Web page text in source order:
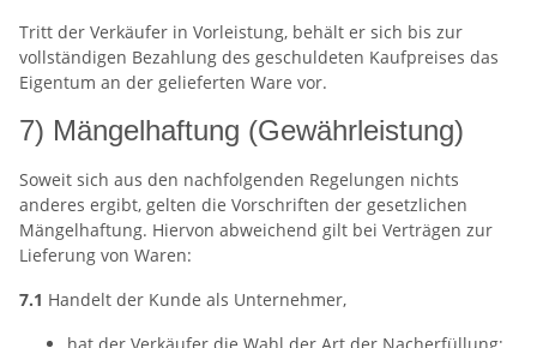
Tritt der Verkäufer in Vorleistung, behält er sich bis zur
vollständigen Bezahlung des geschuldeten Kaufpreises das
Eigentum an der gelieferten Ware vor.
7) Mängelhaftung (Gewährleistung)
Soweit sich aus den nachfolgenden Regelungen nichts
anderes ergibt, gelten die Vorschriften der gesetzlichen
Mängelhaftung. Hiervon abweichend gilt bei Verträgen zur
Lieferung von Waren:
7.1 Handelt der Kunde als Unternehmer,